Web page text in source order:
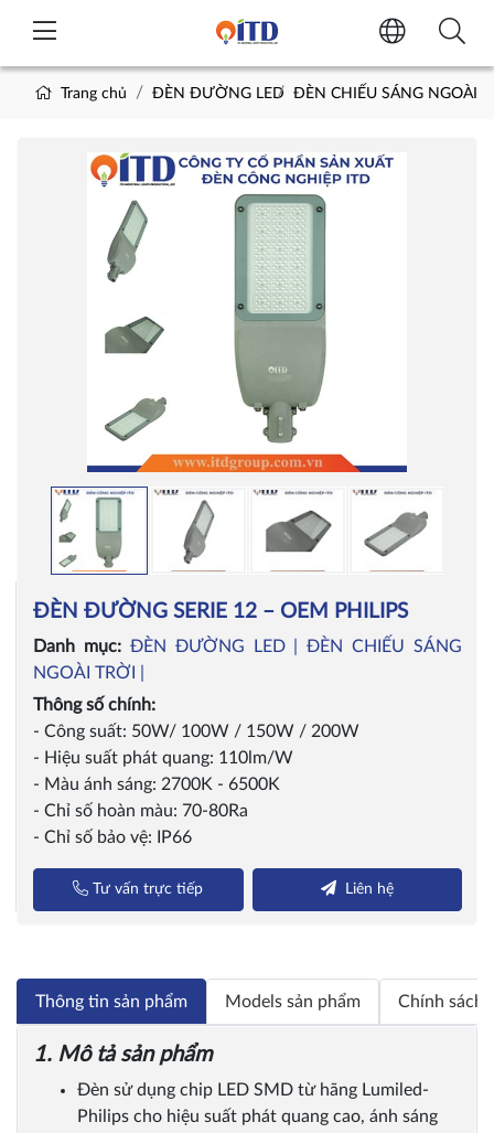
Trang chủ ĐÈN ĐƯỜNG LED ĐÈN CHIẾU SÁNG NGOÀI
ĐÈN ĐƯỜNG SERIE 12 – OEM PHILIPS
Danh mục: ĐÈN ĐƯỜNG LED |ĐÈN CHIẾU SÁNG
NGOÀI TRỜI |
Thông số chính:
- Công suất: 50W/ 100W / 150W / 200W
- Hiệu suất phát quang: 110lm/W
- Màu ánh sáng: 2700K - 6500K
- Chỉ số hoàn màu: 70-80Ra
- Chỉ số bảo vệ: IP66
Tư vấn trực tiếp Liên hệ
Thông tin sản phẩm Models sản phẩm Chính sách
1. Mô tả sản phẩm
Đèn sử dụng chip LED SMD từ hãng Lumiled-
Philips cho hiệu suất phát quang cao, ánh sáng